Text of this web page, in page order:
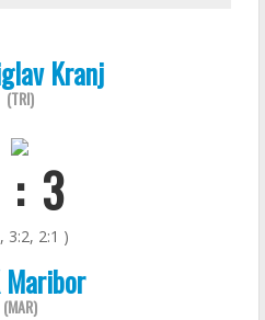
Kranj
(TRI)
: 3
3:2, 2:1 )
Maribor
(MAR)